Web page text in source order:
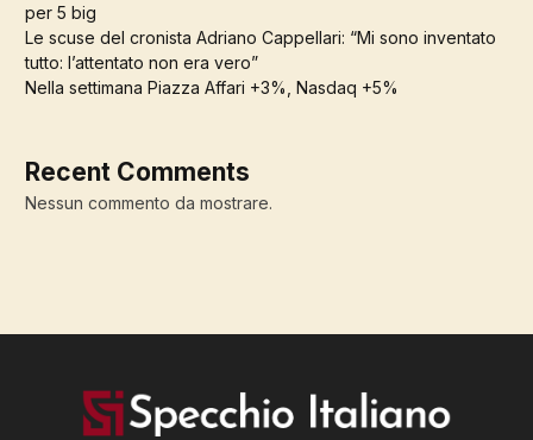
per 5 big
Le scuse del cronista Adriano Cappellari: “Mi sono inventato
tutto: l’attentato non era vero”
Nella settimana Piazza Affari +3%, Nasdaq +5%
Recent Comments
Nessun commento da mostrare.